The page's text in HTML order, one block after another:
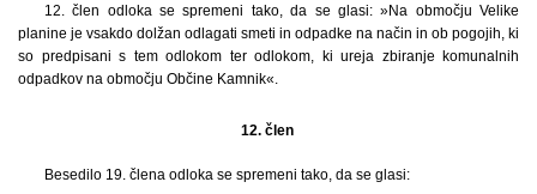
12. člen odloka se spremeni tako, da se glasi: »Na območju Velike
planine je vsakdo dolžan odlagati smeti in odpadke na način in ob pogojih, ki
so predpisani s tem odlokom ter odlokom, ki ureja zbiranje komunalnih
odpadkov na območju Občine Kamnik«.
12. člen
Besedilo 19. člena odloka se spremeni tako, da se glasi: